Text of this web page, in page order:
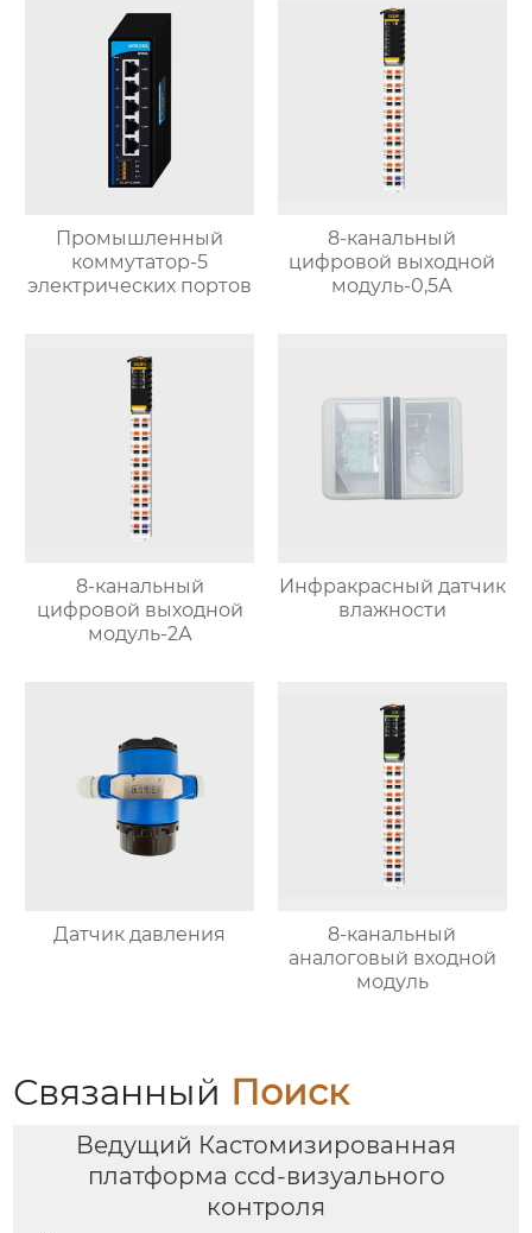
Промышленный
коммутатор-5
электрических портов
8-канальный
цифровой выходной
модуль-0,5А
8-канальный
цифровой выходной
модуль-2А
Инфракрасный датчик
влажности
Датчик давления
8-канальный
аналоговый входной
модуль
Связанный Поиск
Ведущий Кастомизированная
платформа ccd-визуального
контроля